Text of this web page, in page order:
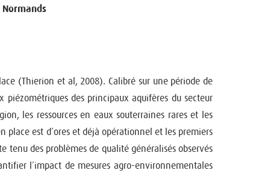
Normands
(Thierion et al, 2008). Calibré sur une période de
des principaux aquifères du secteur
les ressources en eaux souterraines rares et les
place est d’ores et déjà opérationnel et les premiers
tenu des problèmes de qualité généralisés observés
l’impact de mesures agro-environnementales